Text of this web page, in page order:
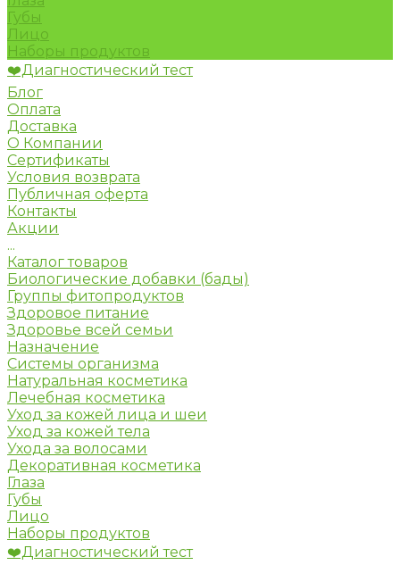
Губы
Лицо
Наборы продуктов
❤️Диагностический тест
Блог
Оплата
Доставка
О Компании
Сертификаты
Условия возврата
Публичная оферта
Контакты
Акции
...
Каталог товаров
Биологические добавки (бады)
Группы фитопродуктов
Здоровое питание
Здоровье всей семьи
Назначение
Системы организма
Натуральная косметика
Лечебная косметика
Уход за кожей лица и шеи
Уход за кожей тела
Ухода за волосами
Декоративная косметика
Глаза
Губы
Лицо
Наборы продуктов
❤️Диагностический тест